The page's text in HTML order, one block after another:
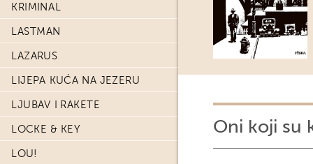
KRIMINAL
LASTMAN
LAZARUS
LIJEPA KUĆA NA JEZERU
LJUBAV I RAKETE
LOCKE & KEY
LOU!
Oni koji su